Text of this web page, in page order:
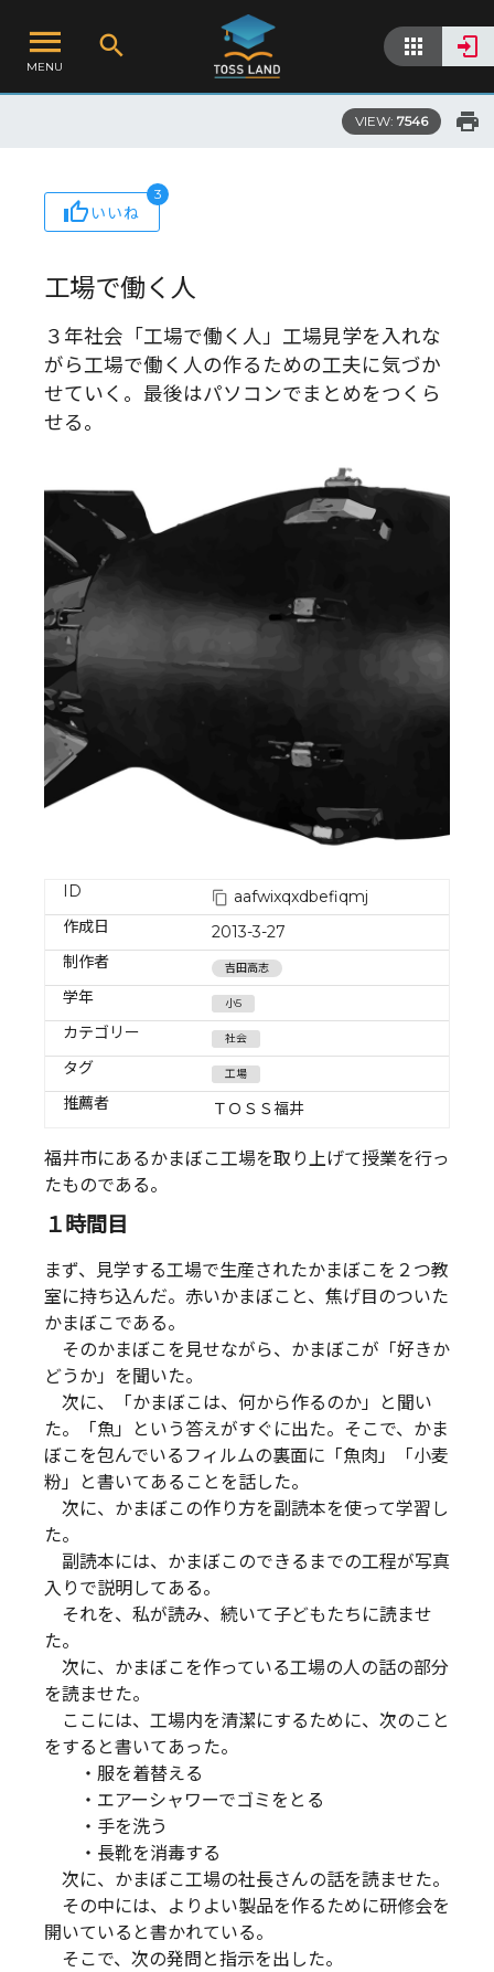
MENU
VIEW: 7546
いいね
3
工場で働く人
３年社会「工場で働く人」工場見学を入れな
がら工場で働く人の作るための工夫に気づか
せていく。最後はパソコンでまとめをつくら
せる。
ID
aafwixqxdbefiqmj
作成日
2013-3-27
制作者
吉田高志
学年 小5
カテゴリー 社会
タグ 工場
推薦者 ＴＯＳＳ福井
福井市にあるかまぼこ工場を取り上げて授業を行っ
たものである。
１時間目
まず、見学する工場で生産されたかまぼこを２つ教
室に持ち込んだ。赤いかまぼこと、焦げ目のついた
かまぼこである。
そのかまぼこを見せながら、かまぼこが「好きか
どうか」を聞いた。
次に、「かまぼこは、何から作るのか」と聞い
た。「魚」という答えがすぐに出た。そこで、かま
ぼこを包んでいるフィルムの裏面に「魚肉」「小麦
粉」と書いてあることを話した。
次に、かまぼこの作り方を副読本を使って学習し
た。
副読本には、かまぼこのできるまでの工程が写真
入りで説明してある。
それを、私が読み、続いて子どもたちに読ませ
た。
次に、かまぼこを作っている工場の人の話の部分
を読ませた。
ここには、工場内を清潔にするために、次のこと
をすると書いてあった。
・服を着替える
・エアーシャワーでゴミをとる
・手を洗う
・長靴を消毒する
次に、かまぼこ工場の社長さんの話を読ませた。
その中には、よりよい製品を作るために研修会を
開いていると書かれている。
そこで、次の発問と指示を出した。